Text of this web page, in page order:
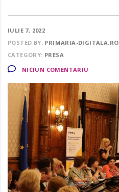
IULIE 7, 2022
POSTED BY: PRIMARIA-DIGITALA.RO
CATEGORY: PRESA
NICIUN COMENTARIU